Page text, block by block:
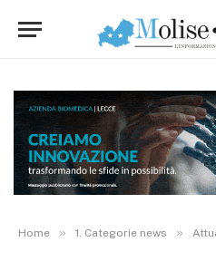
Home » 1. Categorie news »